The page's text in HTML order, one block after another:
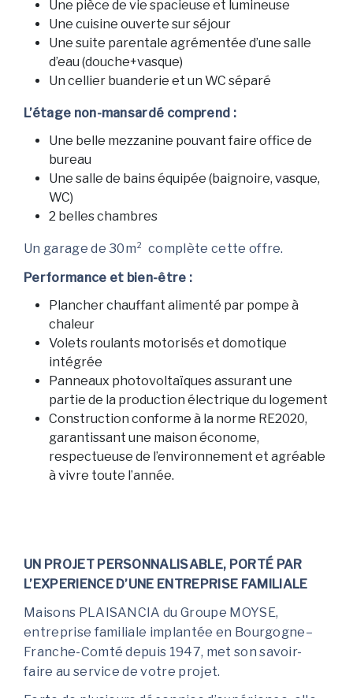
Une pièce de vie spacieuse et lumineuse
Une cuisine ouverte sur séjour
Une suite parentale agrémentée d’une salle
d’eau (douche+vasque)
Un cellier buanderie et un WC séparé
L’étage non-mansardé comprend :
Une belle mezzanine pouvant faire office de
bureau
Une salle de bains équipée (baignoire, vasque,
WC)
2 belles chambres
Un garage de 30m² complète cette offre.
Performance et bien-être :
Plancher chauffant alimenté par pompe à
chaleur
Volets roulants motorisés et domotique
intégrée
Panneaux photovoltaïques assurant une
partie de la production électrique du logement
Construction conforme à la norme RE2020,
garantissant une maison économe,
respectueuse de l’environnement et agréable
à vivre toute l’année.
UN PROJET PERSONNALISABLE, PORTÉ PAR
L’EXPERIENCE D’UNE ENTREPRISE FAMILIALE
Maisons PLAISANCIA du Groupe MOYSE,
entreprise familiale implantée en Bourgogne–
Franche-Comté depuis 1947, met son savoir-
faire au service de votre projet.